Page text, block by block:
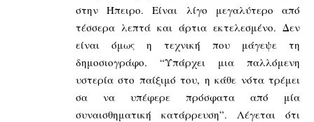
στην Ήπειρο. Είναι λίγο μεγαλύτερο από
τέσσερα λεπτά και άρτια εκτελεσμένο. Δεν
είναι όμως η τεχνική που μάγεψε τη
δημοσιογράφο. “Υπάρχει μια παλλόμενη
υστερία στο παίξιμό του, η κάθε νότα τρέμει
σα να υπέφερε πρόσφατα από μία
συναισθηματική κατάρρευση”. Λέγεται ότι